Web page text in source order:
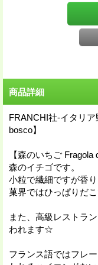
商品詳細
FRANCHI社-イタリ
bosco】
【森のいちご
森のイチゴです。
小粒で繊細ですが香
菓界ではひっぱりだこ
また、高級レストラ
われます☆
フランス語ではフレ